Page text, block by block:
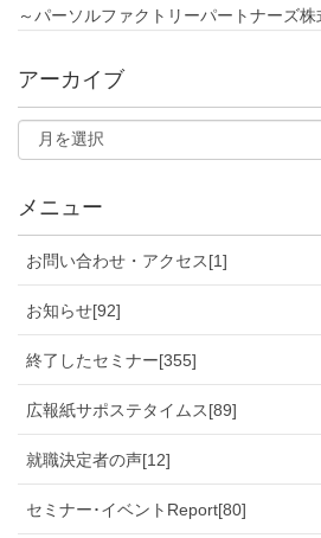
～パーソルファクトリーパートナーズ株
アーカイブ
メニュー
お問い合わせ・アクセス[1]
お知らせ[92]
終了したセミナー[355]
広報紙サポステタイムス[89]
就職決定者の声[12]
セミナー･イベントReport[80]